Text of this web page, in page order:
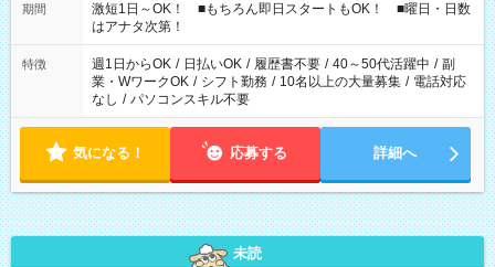
期間
激短1日～OK！ ■もちろん即日スタートもOK！ ■曜日・日数
はアナタ次第！
特徴 週1日からOK / 日払いOK / 履歴書不要 / 40～50代活躍中 / 副
業・WワークOK / シフト勤務 / 10名以上の大量募集 / 電話対応
なし / パソコンスキル不要
気になる！ 応募する 詳細へ
未読